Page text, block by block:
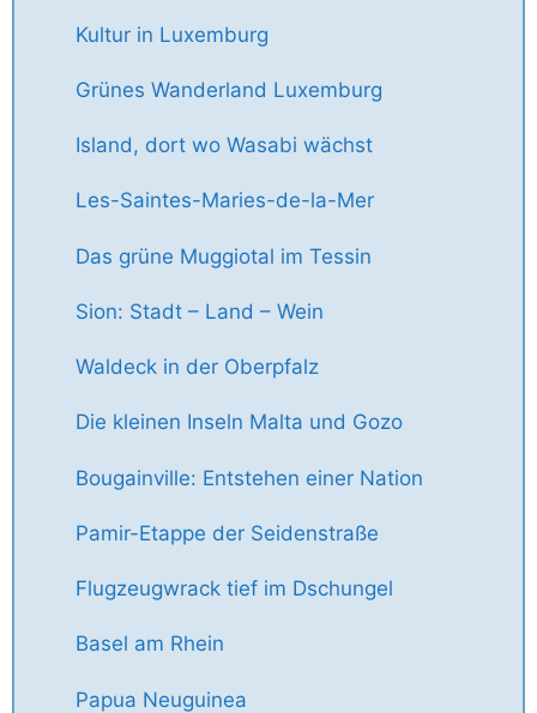
Kultur in Luxemburg
Grünes Wanderland Luxemburg
Island, dort wo Wasabi wächst
Les-Saintes-Maries-de-la-Mer
Das grüne Muggiotal im Tessin
Sion: Stadt – Land – Wein
Waldeck in der Oberpfalz
Die kleinen Inseln Malta und Gozo
Bougainville: Entstehen einer Nation
Pamir-Etappe der Seidenstraße
Flugzeugwrack tief im Dschungel
Basel am Rhein
Papua Neuguinea